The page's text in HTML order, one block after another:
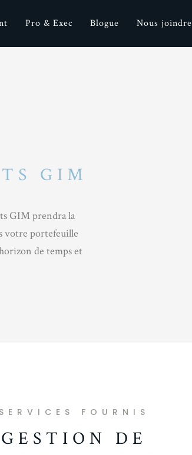
Pro & Exec Blogue Nous joindre
GIM
GIM prendra la
votre portefeuille
de temps et
SERVICES FOURNIS
GESTION DE